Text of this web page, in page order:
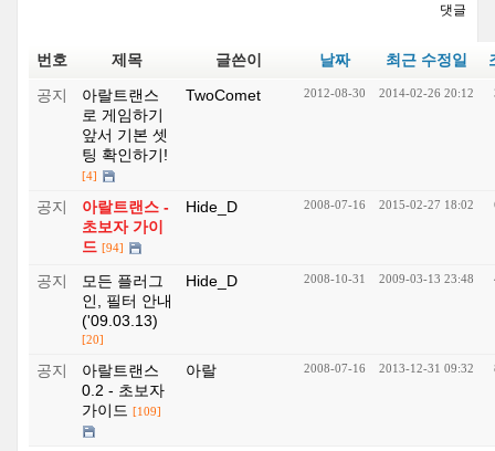
댓글
번호 제목 글쓴이 날짜 최근 수정일
공지
아랄트랜스
로 게임하기
앞서 기본 셋
팅 확인하기!
[4]
TwoComet 2012-08-30 2014-02-26 20:12
공지
아랄트랜스 -
초보자 가이
드 [94]
Hide_D 2008-07-16 2015-02-27 18:02
공지
모든 플러그
인, 필터 안내
('09.03.13)
[20]
Hide_D 2008-10-31 2009-03-13 23:48
공지
아랄트랜스
0.2 - 초보자
가이드 [109]
아랄 2008-07-16 2013-12-31 09:32